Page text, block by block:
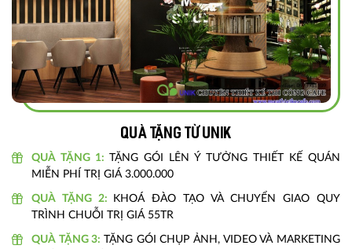
Quà tặng từ unik
QUÀ TẶNG 1: TẶNG GÓI LÊN Ý TƯỞNG THIẾT KẾ QUÁN
MIỄN PHÍ TRỊ GIÁ 3.000.000
QUÀ TẶNG 2:
KHOÁ ĐÀO TẠO VÀ CHUYỂN GIAO QUY
TRÌNH CHUỖI TRỊ GIÁ 55TR
QUÀ TẶNG 3: TẶNG GÓI CHỤP ẢNH, VIDEO VÀ MARKETING